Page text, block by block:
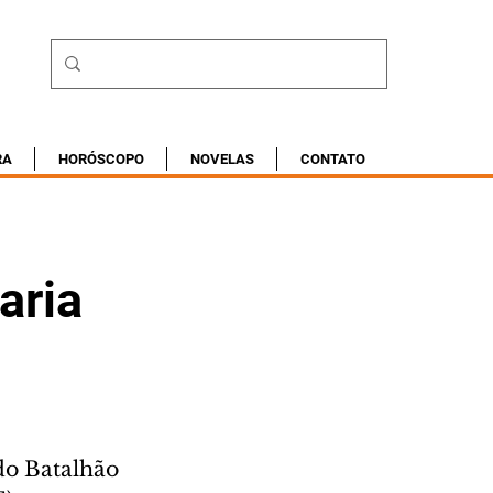
HORÓSCOPO NOVELAS CONTATO
Batalhão